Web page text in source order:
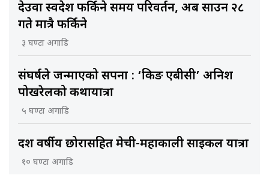
देउवा स्वदेश फर्किने समय परिवर्तन, अब साउन २८
गते मात्रै फर्किने
३ घण्टा अगाडि
संघर्षले जन्माएको सपना : ‘किङ एबीसी’ अनिश
पोखरेलको कथायात्रा
५ घण्टा अगाडि
दश वर्षीय छोरासहित मेची-महाकाली साइकल यात्रा
१० घण्टा अगाडि